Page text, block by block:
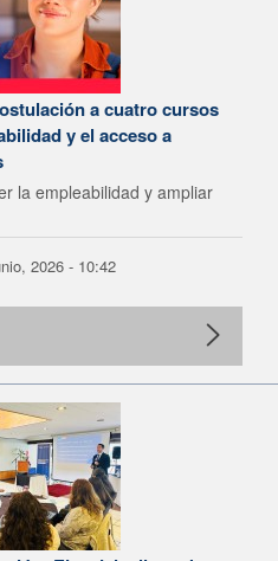
a cuatro cursos
y el acceso a
la empleabilidad y ampliar
2026 - 10:42